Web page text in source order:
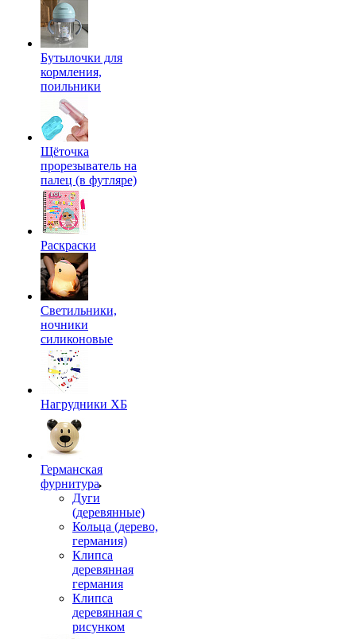
Бутылочки для
кормления,
поильники
Щёточка
прорезыватель на
палец (в футляре)
Раскраски
Светильники,
ночники
силиконовые
Нагрудники ХБ
Германская
фурнитура
Дуги
(деревянные)
Кольца (дерево,
германия)
Клипса
деревянная
германия
Клипса
деревянная с
рисунком